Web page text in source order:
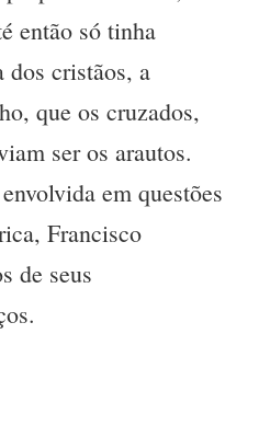
então só tinha
cristãos, a
que os cruzados,
ser os arautos.
em questões
Francisco
de seus